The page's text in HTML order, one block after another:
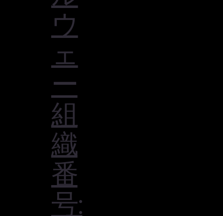
ウ
ェ
ー
組
織
番
号: